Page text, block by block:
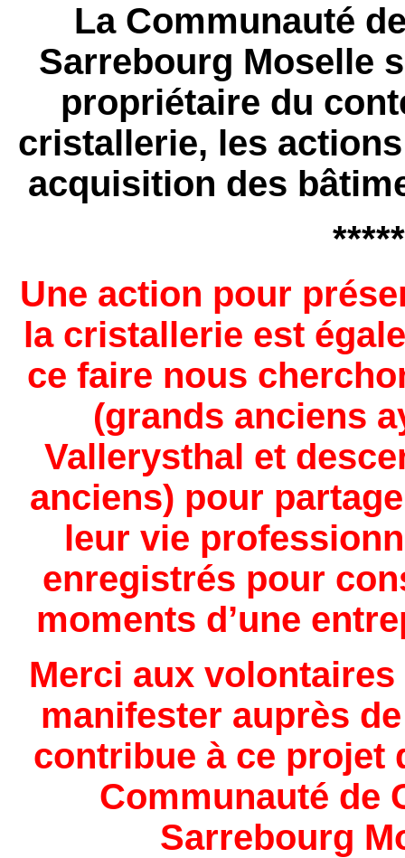
La Communauté
Sarrebourg Moselle
propriétaire du
cristallerie, les
acquisition des
*****
Une action pour
la cristallerie est
ce faire nous
(grands anciens
Vallerysthal et
anciens) pour
leur vie
enregistrés pour
moments d’une
Merci aux
manifester auprès
contribue à ce projet
Communauté de
Sarrebourg